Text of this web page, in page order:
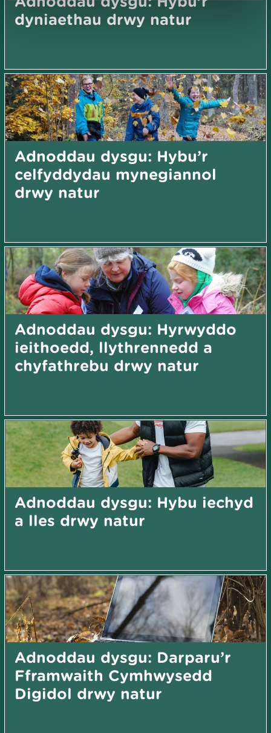
dyniaethau drwy natur
Adnoddau dysgu: Hybu’r
celfyddydau mynegiannol
drwy natur
Adnoddau dysgu: Hyrwyddo
ieithoedd, llythrennedd a
chyfathrebu drwy natur
Adnoddau dysgu: Hybu iechyd
a lles drwy natur
Adnoddau dysgu: Darparu’r
Fframwaith Cymhwysedd
Digidol drwy natur